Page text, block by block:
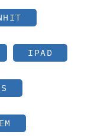
IPAD